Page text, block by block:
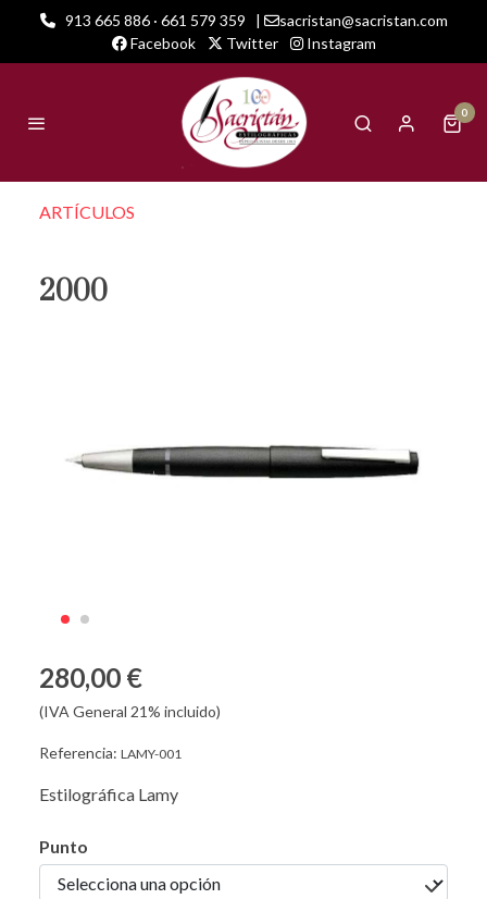
913 665 886 · 661 579 359 |
sacristan@sacristan.com
Facebook
Twitter Instagram
0
ARTÍCULOS
2000
280,00 €
(IVA General 21% incluido)
Referencia: LAMY-001
Estilográfica Lamy
Punto